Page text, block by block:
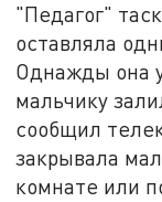
"Педагог"
оставляла
Однажды она
мальчику
сообщил
закрывала
комнате или